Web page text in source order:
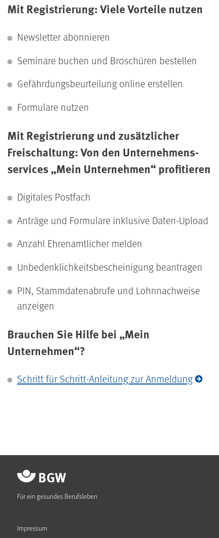
Mit Registrierung: Viele Vorteile nutzen
Newsletter abonnieren
Seminare buchen und Broschüren bestellen
Gefährdungs­beurteilung online erstellen
Formulare nutzen
Mit Registrierung und zusätzlicher
Freischaltung: Von den Unternehmens­
services „Mein Unternehmen“ profitieren
Digitales Postfach
Anträge und Formulare inklusive Daten-Upload
Anzahl Ehrenamtlicher melden
Unbedenklichkeits­bescheinigung beantragen
PIN, Stammdaten­abrufe und Lohn­nachweise
anzeigen
Brauchen Sie Hilfe bei „Mein
Unternehmen“?
Schritt für Schritt-Anleitung zur Anmeldung
Für ein gesundes Berufsleben
Impressum